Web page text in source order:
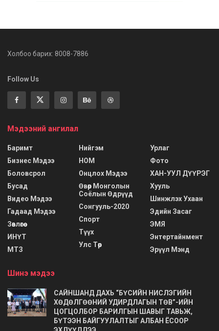
Холбоо барих: 8008-7886
Follow Us
Мэдээний ангилал
Баримт
Бизнес Мэдээ
Боловсрол
Бусад
Видео Мэдээ
Гадаад Мэдээ
Зөвлөгөө
ИНҮТ
МТЗ
Нийгэм
НОМ
Онцлох Мэдээ
Өвөр Монголын
Соёлын Өдрүүд
Сонгууль-2020
Спорт
Түүх
Улс Төр
Урлаг
Фото
ХАН-УУЛ ДҮҮРЭГ
Хууль
Шинжлэх Ухаан
Эдийн Засаг
ЭМЯ
Энтертайнмент
Эрүүл Мэнд
Шинэ мэдээ
САЙНШАНД ДАХЬ “БҮСИЙН НИСЛЭГИЙН
ХӨДӨЛГӨӨНИЙ УДИРДЛАГЫН ТӨВ”-ИЙН
ЦОГЦОЛБОР БАРИЛГЫН ШАВЫГ ТАВЬЖ,
БҮТЭЭН БАЙГУУЛАЛТЫГ АЛБАН ЁСООР